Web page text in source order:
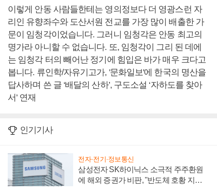
이렇게 안동 사람들한테는 영의정보다 더 영광스런 자
리인 유향좌수와 도산서원 전교를 가장 많이 배출한 가
문이 임청각이었습니다. 그러니 임청각은 안동 최고의
명가라 아니할 수 없습니다. 또, 임청각이 그리 된 데에
는 임청각 터의 빼어난 정기에 힘입은 바가 매우 크다고
봅니다. 류인학/자유기고가, '문화일보'에 한국의 명산을
답사하며 쓴 글 ‘배달의 산하’, 구도소설 ‘자하도를 찾아
서’ 연재
인기기사
전자·전기·정보통신
삼성전자 SK하이닉스 소극적 주주환원
에 해외 증권가 비판, "반도체 호황 지속